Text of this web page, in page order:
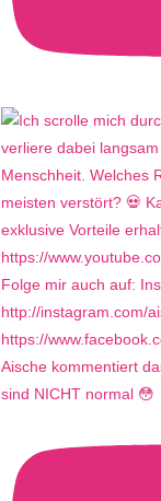
Aische kommentiert
sind NICHT normal 😳